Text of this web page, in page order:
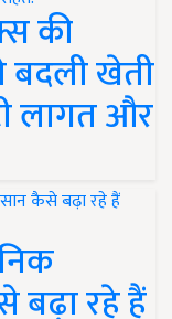
की
बदली खेती
लागत और
बढ़ा रहे हैं